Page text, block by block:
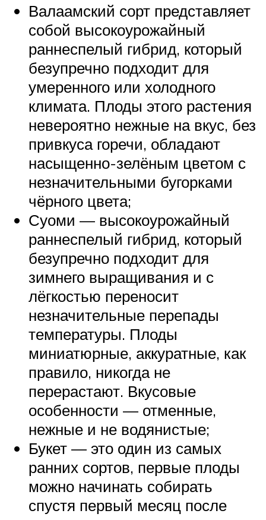
Валаамский сорт представляет
собой высокоурожайный
раннеспелый гибрид, который
безупречно подходит для
умеренного или холодного
климата. Плоды этого растения
невероятно нежные на вкус, без
привкуса горечи, обладают
насыщенно-зелёным цветом с
незначительными бугорками
чёрного цвета;
Суоми — высокоурожайный
раннеспелый гибрид, который
безупречно подходит для
зимнего выращивания и с
лёгкостью переносит
незначительные перепады
температуры. Плоды
миниатюрные, аккуратные, как
правило, никогда не
перерастают. Вкусовые
особенности — отменные,
нежные и не водянистые;
Букет — это один из самых
ранних сортов, первые плоды
можно начинать собирать
спустя первый месяц после